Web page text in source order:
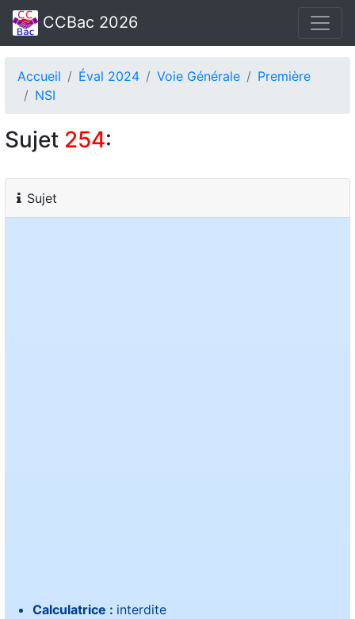
CCBac 2026
Accueil Éval 2024 Voie Générale
Première
NSI
Sujet 254:
Sujet
Calculatrice : interdite